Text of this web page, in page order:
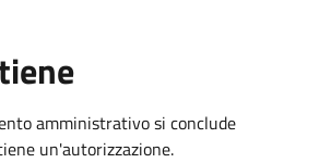
amministrativo si conclude
un'autorizzazione.